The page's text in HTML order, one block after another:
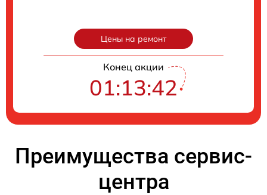
Цены на ремонт
Конец акции
01:13:41
Преимущества сервис-
центра